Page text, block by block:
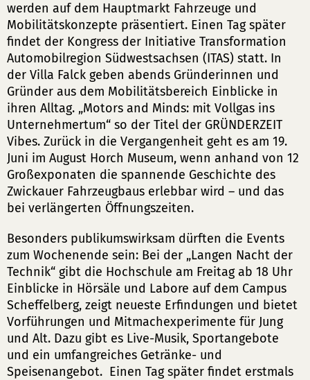
werden auf dem Hauptmarkt Fahrzeuge und
Mobilitätskonzepte präsentiert. Einen Tag später
findet der Kongress der Initiative Transformation
Automobilregion Südwestsachsen (ITAS) statt. In
der Villa Falck geben abends Gründerinnen und
Gründer aus dem Mobilitätsbereich Einblicke in
ihren Alltag. „Motors and Minds: mit Vollgas ins
Unternehmertum“ so der Titel der GRÜNDERZEIT
Vibes. Zurück in die Vergangenheit geht es am 19.
Juni im August Horch Museum, wenn anhand von 12
Großexponaten die spannende Geschichte des
Zwickauer Fahrzeugbaus erlebbar wird – und das
bei verlängerten Öffnungszeiten.
Besonders publikumswirksam dürften die Events
zum Wochenende sein: Bei der „Langen Nacht der
Technik“ gibt die Hochschule am Freitag ab 18 Uhr
Einblicke in Hörsäle und Labore auf dem Campus
Scheffelberg, zeigt neueste Erfindungen und bietet
Vorführungen und Mitmachexperimente für Jung
und Alt. Dazu gibt es Live-Musik, Sportangebote
und ein umfangreiches Getränke- und
Speisenangebot. Einen Tag später findet erstmals